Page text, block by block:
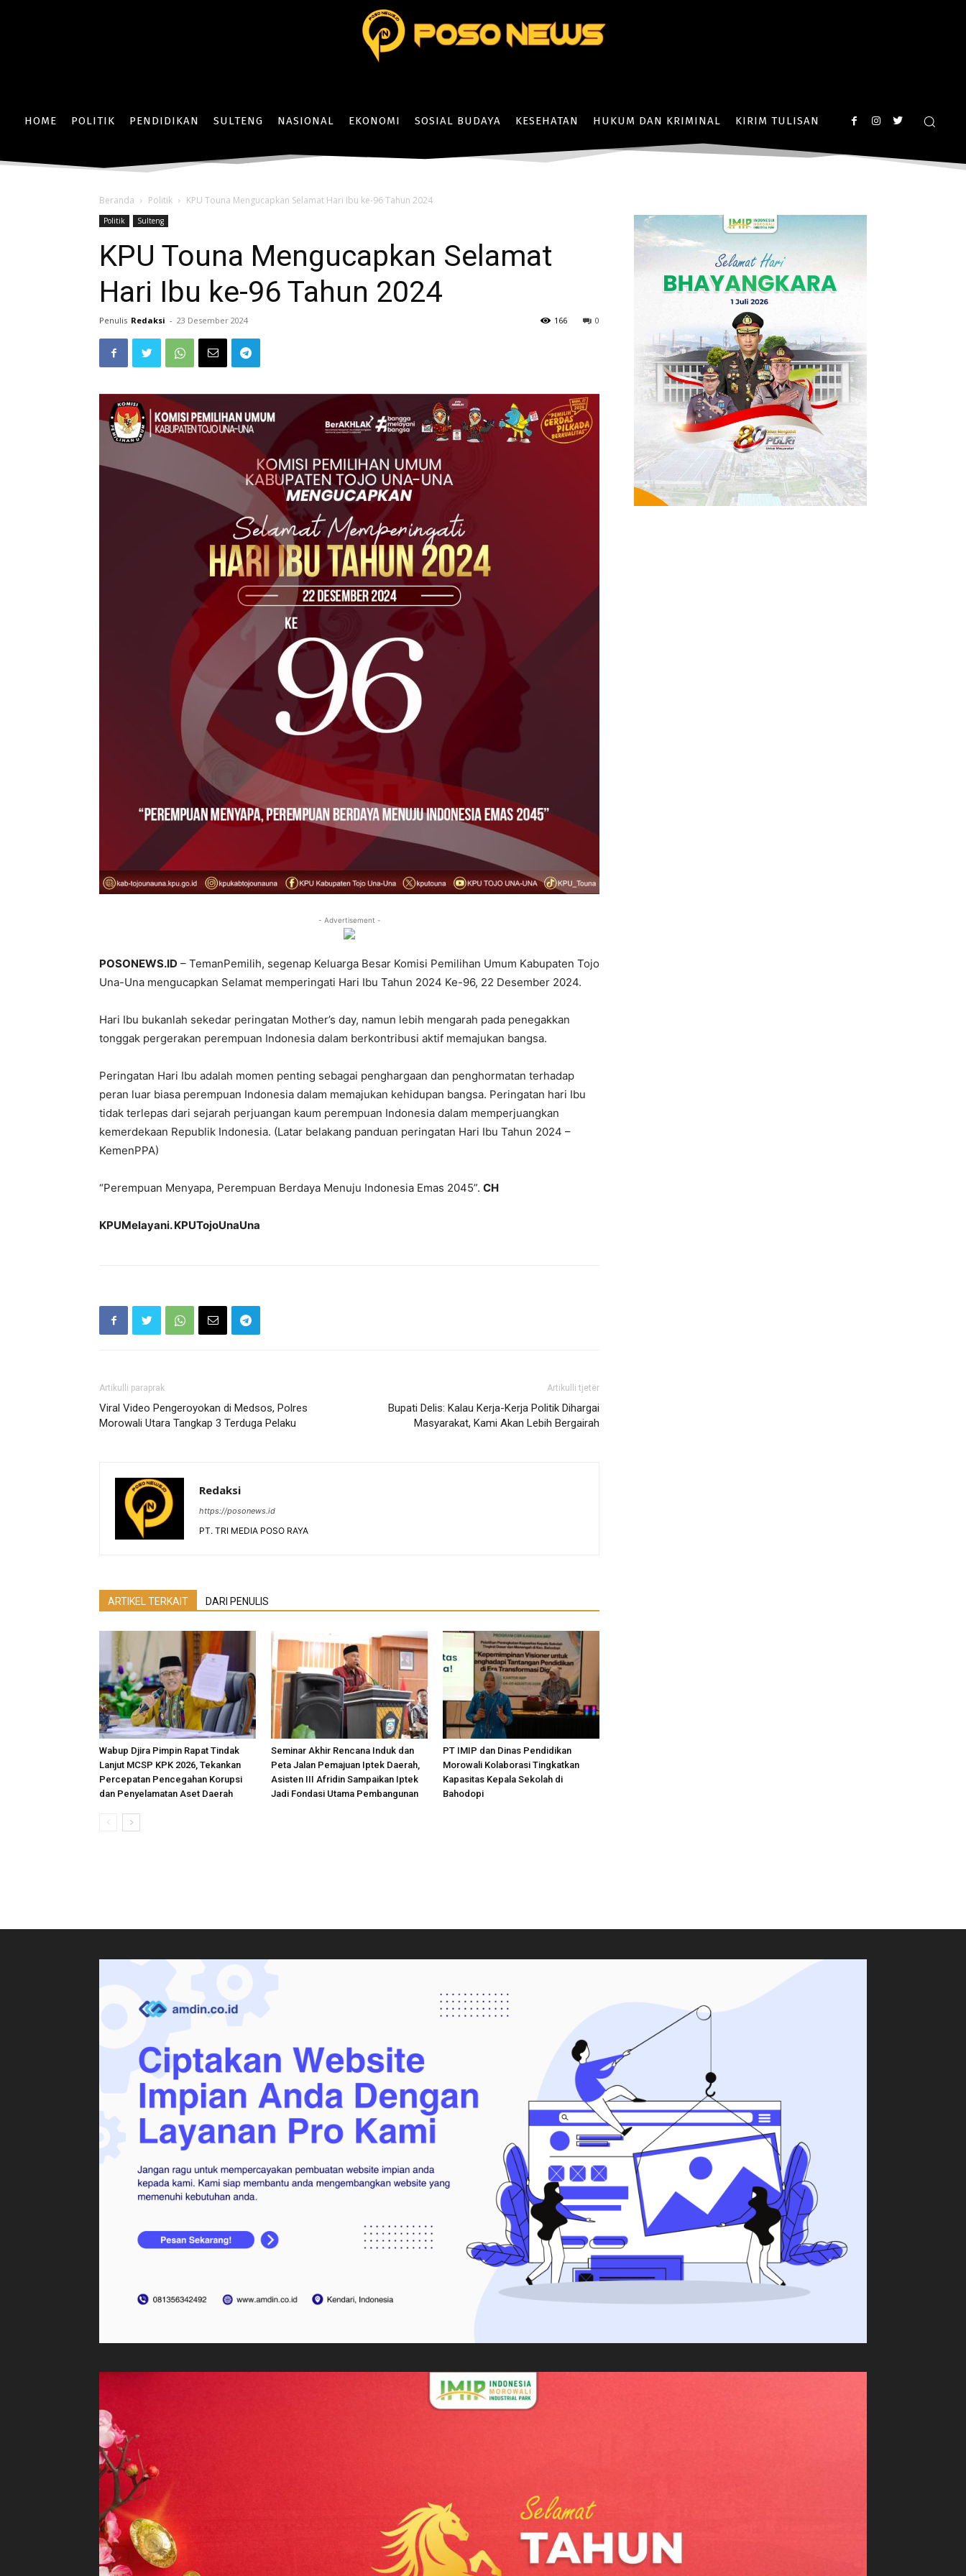
HOME POLITIK PENDIDIKAN SULTENG NASIONAL EKONOMI SOSIAL BUDAYA KESEHATAN HUKUM DAN KRIMINAL KIRIM TULISAN
Beranda Politik KPU Touna Mengucapkan Selamat Hari Ibu ke-96 Tahun 2024
Politik Sulteng
KPU Touna Mengucapkan Selamat
Hari Ibu ke-96 Tahun 2024
Penulis Redaksi - 23 Desember 2024 0
166
- Advertisement -
POSONEWS.ID – TemanPemilih, segenap Keluarga Besar Komisi Pemilihan Umum Kabupaten Tojo
Una-Una mengucapkan Selamat memperingati Hari Ibu Tahun 2024 Ke-96, 22 Desember 2024.
Hari Ibu bukanlah sekedar peringatan Mother’s day, namun lebih mengarah pada penegakkan
tonggak pergerakan perempuan Indonesia dalam berkontribusi aktif memajukan bangsa.
Peringatan Hari Ibu adalah momen penting sebagai penghargaan dan penghormatan terhadap
peran luar biasa perempuan Indonesia dalam memajukan kehidupan bangsa. Peringatan hari Ibu
tidak terlepas dari sejarah perjuangan kaum perempuan Indonesia dalam memperjuangkan
kemerdekaan Republik Indonesia. (Latar belakang panduan peringatan Hari Ibu Tahun 2024 –
KemenPPA)
“Perempuan Menyapa, Perempuan Berdaya Menuju Indonesia Emas 2045”. CH
KPUMelayani. KPUTojoUnaUna
Artikulli paraprak
Viral Video Pengeroyokan di Medsos, Polres
Morowali Utara Tangkap 3 Terduga Pelaku
Artikulli tjetër
Bupati Delis: Kalau Kerja-Kerja Politik Dihargai
Masyarakat, Kami Akan Lebih Bergairah
Redaksi
https://posonews.id
PT. TRI MEDIA POSO RAYA
ARTIKEL TERKAIT DARI PENULIS
Wabup Djira Pimpin Rapat Tindak
Lanjut MCSP KPK 2026, Tekankan
Percepatan Pencegahan Korupsi
dan Penyelamatan Aset Daerah
Seminar Akhir Rencana Induk dan
Peta Jalan Pemajuan Iptek Daerah,
Asisten III Afridin Sampaikan Iptek
Jadi Fondasi Utama Pembangunan
PT IMIP dan Dinas Pendidikan
Morowali Kolaborasi Tingkatkan
Kapasitas Kepala Sekolah di
Bahodopi